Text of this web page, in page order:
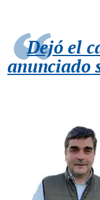
Dejó el cargo, como había
anunciado